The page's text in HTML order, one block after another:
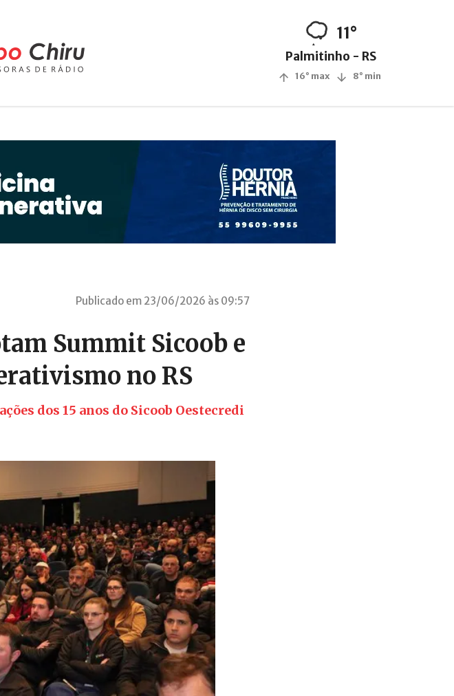
11°
Palmitinho - RS
16° max 8° min
Publicado em 23/06/2026 às 09:57
Summit Sicoob e
no RS
dos 15 anos do Sicoob Oestecredi